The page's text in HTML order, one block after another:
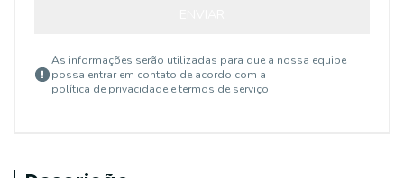
As informações serão utilizadas para que a nossa equipe
possa entrar em contato de acordo com a
política de privacidade e termos de serviço